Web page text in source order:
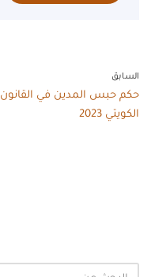
السابق
حكم حبس المدين في القانون
الكويتي 2023